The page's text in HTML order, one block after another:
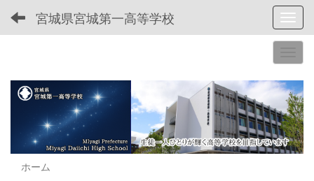
宮城県宮城第一高等学校
ホーム